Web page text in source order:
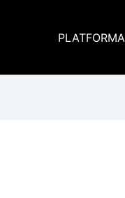
PLATFORMA